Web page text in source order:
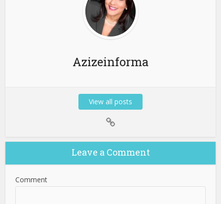
Azizeinforma
View all posts
Leave a Comment
Comment